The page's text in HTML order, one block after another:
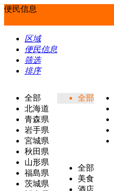
便民信息
区域
便民信息
筛选
排序
全部
北海道
青森県
岩手県
宮城県
秋田県
山形県
福島県
茨城県
全部
全部
美食
酒店